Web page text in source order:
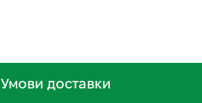
Умови доставки